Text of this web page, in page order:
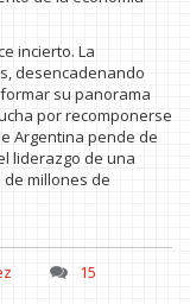
incierto. La
desencadenando
su panorama
por recomponerse
Argentina pende de
liderazgo de una
millones de
15